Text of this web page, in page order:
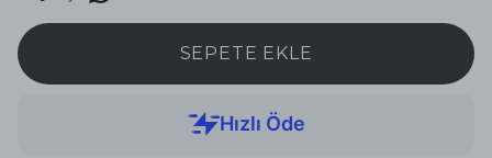
SEPETE EKLE